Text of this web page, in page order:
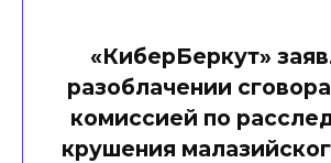
«КиберБеркут»
разоблачении
комиссией по
крушения